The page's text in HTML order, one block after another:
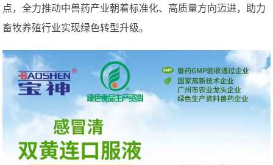
点，全力推动中兽药产业朝着标准化、高质量方向迈进，助力
畜牧养殖行业实现绿色转型升级。